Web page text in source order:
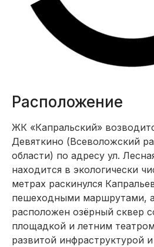
Расположение
ЖК «Капральский»
Девяткино (Всеволожский
области) по адресу ул.
находится в экологически
метрах раскинулся
пешеходными маршрутами,
расположен озёрный сквер
площадкой и летним
развитой инфраструктурой и